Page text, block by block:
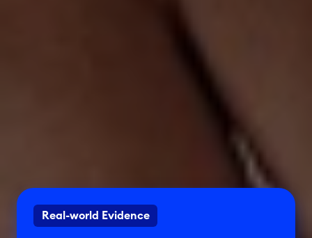
Real-world Evidence